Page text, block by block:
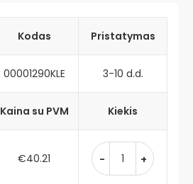
Kodas Pristatymas
00001290KLE 3-10 d.d.
Kaina su PVM Kiekis
€40.21 - +